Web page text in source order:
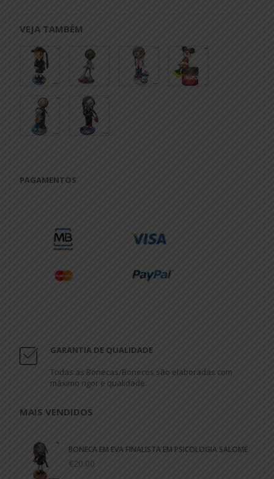
VEJA TAMBÉM
PAGAMENTOS
GARANTIA DE QUALIDADE
Todas as Bonecas/Bonecos são elaboradas com
máximo rigor e qualidade.
MAIS VENDIDOS
BONECA EM EVA FINALISTA EM PSICOLOGIA SALOMÉ
€20.00